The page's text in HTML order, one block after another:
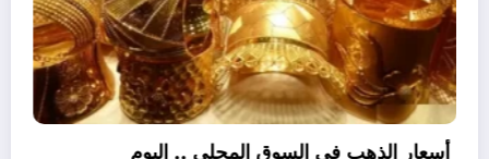
جميع الحقوق محفوظة © 2026 راستلينك (Rasklink)